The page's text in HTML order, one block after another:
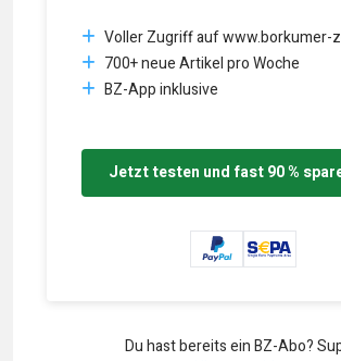
Voller Zugriff auf www.borkumer-
700+ neue Artikel pro Woche
BZ-App inklusive
Jetzt testen und fast 90 %
Du hast bereits ein BZ-Abo?